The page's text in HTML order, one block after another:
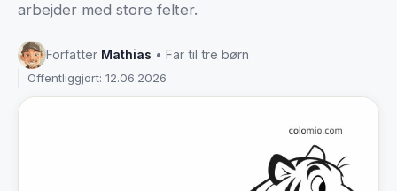
arbejder med store felter.
Forfatter Mathias • Far til tre børn
Offentliggjort: 12.06.2026